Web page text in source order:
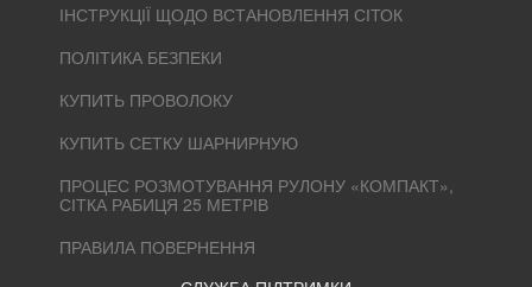
ІНСТРУКЦІЇ ЩОДО ВСТАНОВЛЕННЯ СІТОК
ПОЛІТИКА БЕЗПЕКИ
КУПИТЬ ПРОВОЛОКУ
КУПИТЬ СЕТКУ ШАРНИРНУЮ
ПРОЦЕС РОЗМОТУВАННЯ РУЛОНУ «КОМПАКТ»,
СІТКА РАБИЦЯ 25 МЕТРІВ
ПРАВИЛА ПОВЕРНЕННЯ